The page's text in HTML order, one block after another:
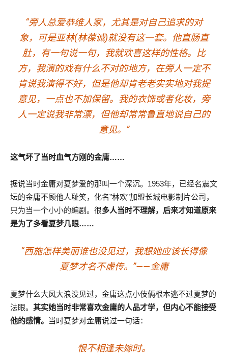
“旁人总爱恭维人家，尤其是对自己追求的对
象，可是亚林(林葆诚)就没有这一套。他直肠直
肚，有一句说一句，我就欢喜这样的性格。比
方，我演的戏有什么不对的地方，在旁人一定不
肯说我演得不好，但是他却肯老老实实地对我提
意见，一点也不加保留。我的衣饰或者化妆，旁
人一定说我非常漂，但他却常常鲁直地说自己的
意见。”
这气坏了当时血气方刚的金庸……
据说当时金庸对夏梦爱的那叫一个深沉。1953年，已经名震文
坛的金庸不顾他人耻笑，化名”林欢”加盟长城电影制片公司，
只为当一个小小的编剧。很多人当时不理解，后来才知道原来
是为了多看夏梦几眼……
“西施怎样美丽谁也没见过，我想她应该长得像
夏梦才名不虚传。”——金庸
夏梦什么大风大浪没见过，金庸这点小伎俩根本逃不过夏梦的
法眼。 其实她当时非常喜欢金庸的人品才学，但内心不能接受
他的感情。
当时夏梦对金庸说过一句话：
恨不相逢未嫁时。